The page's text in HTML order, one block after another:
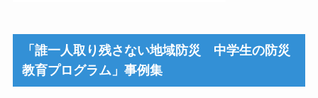
「誰一人取り残さない地域防災 中学生の防災
教育プログラム」事例集